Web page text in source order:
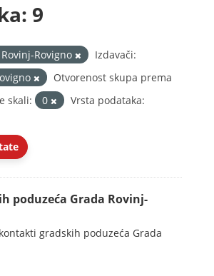
9
Rovigno
Izdavači:
Otvorenost skupa prema
skali:
0
Vrsta podataka:
poduzeća Grada Rovinj-
gradskih poduzeća Grada